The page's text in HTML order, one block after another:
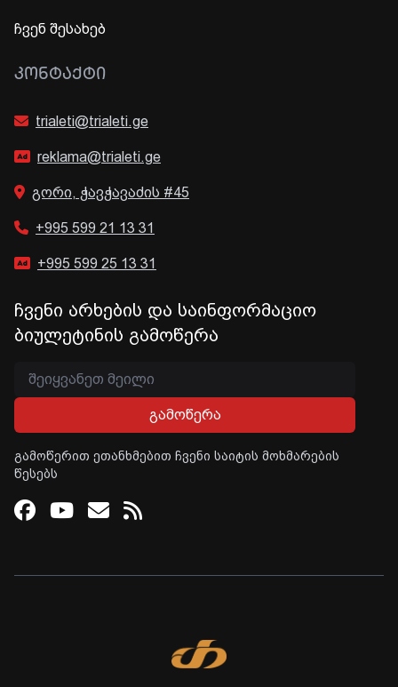
ჩვენ შესახებ
ᲙᲝᲜᲢᲐᲥᲢᲘ
trialeti@trialeti.ge
reklama@trialeti.ge
გორი, ჭავჭავაძის #45
+995 599 21 13 31
+995 599 25 13 31
ჩვენი არხების და საინფორმაციო
ბიულეტინის გამოწერა
გამოწერა
გამოწერით ეთანხმებით ჩვენი საიტის მოხმარების
წესებს
Facebook
Youtube
Email
RSS